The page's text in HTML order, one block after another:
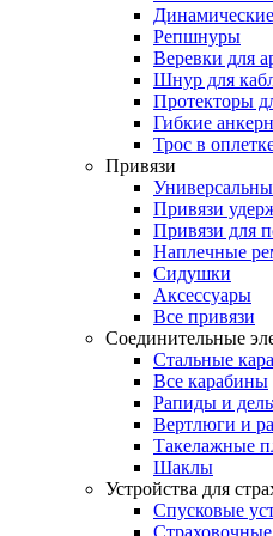
Репшнуры
Веревки для
Шнур для
Протекторы
Гибкие
Трос в
Привязи
Привязи
Привязи для
Наплечные
Сидушки
Аксессуары
Все привязи
Соединительные
Стальные
Все карабины
Рапиды и
Вертлюги и
Такелажные
Шаклы
Устройства для
Спусковые
Страховочные